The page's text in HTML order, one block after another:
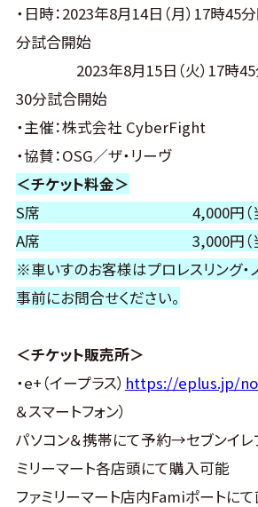
・日時：2023年8月14日（月）17時
分試合開始
2023年8月15日（火）17時
30分試合開始
・主催：株式会社 CyberFight
・協賛：OSG／ザ・リーヴ
＜チケット料金＞
S席 4,000円（当日
A席 3,000円（当日
※車いすのお客様はプロレスリング・
事前にお問合せください。
＜チケット販売所＞
・e+（イープラス） https://eplus.jp/
＆スマートフォン）
パソコン＆携帯にて予約→セブンイレ
ミリーマート各店頭にて購入可能
ファミリーマート店内Famiポートに